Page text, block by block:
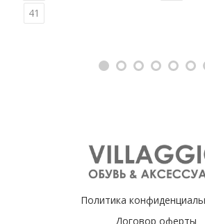
41
Политика
Договор оферты